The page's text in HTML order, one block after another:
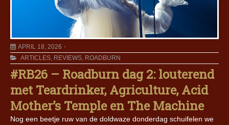
APRIL 18, 2026
ARTICLES, REVIEWS, ROADBURN
#RB26 – Roadburn dag 2: louterend
met Teardrinker, Agriculture, Acid
Mother’s Temple en The Machine
Nog een beetje ruw van de doldwaze donderdag schuifelen we